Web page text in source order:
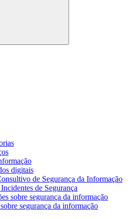
digitais
de Segurança da Informação
de Segurança
sobre segurança da informação
segurança da informação